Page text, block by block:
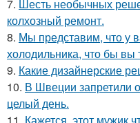
7. Шесть необычных
колхозный ремонт.
8. Мы представим, что у
холодильника, что бы вы
9. Какие дизайнерские
10. В Швеции запретили
целый день.
11. Кажется, этот мужик